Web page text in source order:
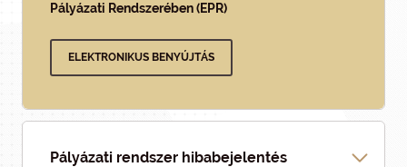
Pályázati Rendszerében (EPR)
ELEKTRONIKUS BENYÚJTÁS
Pályázati rendszer hibabejelentés